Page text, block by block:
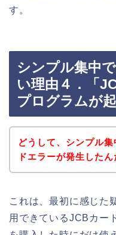
す。
シンプル集中
い理由４．「
プログラムが起
どうして、シンプル
ドエラーが発生したん
これは、最初に感じた
用できているJCBカー